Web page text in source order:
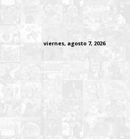
viernes, agosto 7, 2026